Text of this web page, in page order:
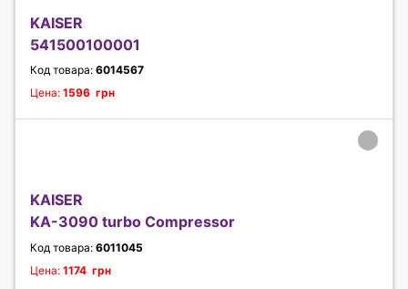
KAISER
541500100001
Код товара: 6014567
Цена: 1596 грн
KAISER
KA-3090 turbo Compressor
Код товара: 6011045
Цена: 1174 грн